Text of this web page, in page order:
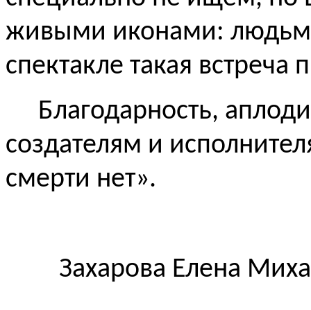
живыми иконами:
спектакле такая встреча
Благодарность,
создателям и
смерти нет».
Захарова Елена